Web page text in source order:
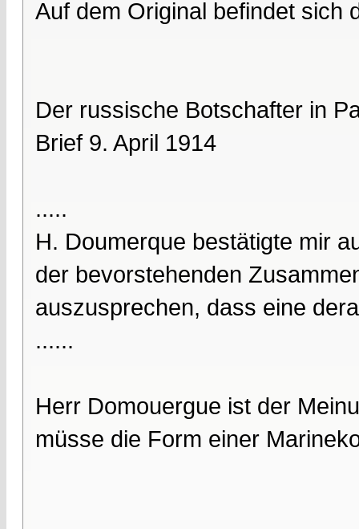
Auf dem Original befindet sich
Der russische Botschafter in
Brief 9. April 1914
.....
H. Doumerque bestätigte mir
der bevorstehenden
auszusprechen, dass eine
......
Herr Domouergue ist der
müsse die Form einer